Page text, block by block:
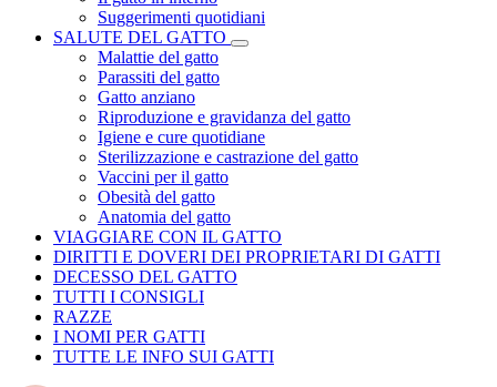
Suggerimenti quotidiani
SALUTE DEL GATTO
Malattie del gatto
Parassiti del gatto
Gatto anziano
Riproduzione e gravidanza del gatto
Igiene e cure quotidiane
Sterilizzazione e castrazione del gatto
Vaccini per il gatto
Obesità del gatto
Anatomia del gatto
VIAGGIARE CON IL GATTO
DIRITTI E DOVERI DEI PROPRIETARI DI GATTI
DECESSO DEL GATTO
TUTTI I CONSIGLI
RAZZE
I NOMI PER GATTI
TUTTE LE INFO SUI GATTI